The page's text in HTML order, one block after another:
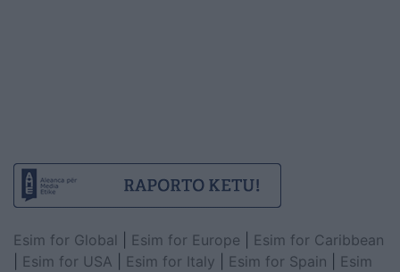
Esim for Global Esim for Europe
Esim for Caribbean
Esim for USA Esim for Italy Esim for Spain
Esim